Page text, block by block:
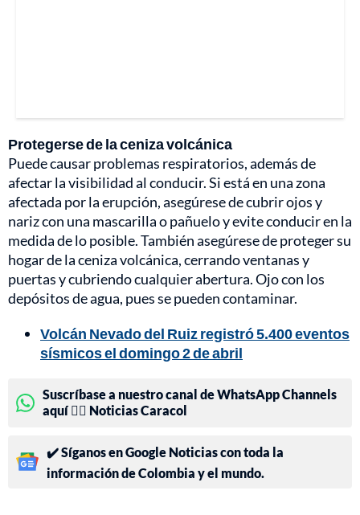
Protegerse de la ceniza volcánica
Puede causar problemas respiratorios, además de
afectar la visibilidad al conducir. Si está en una zona
afectada por la erupción, asegúrese de cubrir ojos y
nariz con una mascarilla o pañuelo y evite conducir en la
medida de lo posible. También asegúrese de proteger su
hogar de la ceniza volcánica, cerrando ventanas y
puertas y cubriendo cualquier abertura. Ojo con los
depósitos de agua, pues se pueden contaminar.
Volcán Nevado del Ruiz registró 5.400 eventos
sísmicos el domingo 2 de abril
Suscríbase a nuestro canal de WhatsApp Channels
aquí 👉🏻 Noticias Caracol
✔️ Síganos en Google Noticias con toda la
información de Colombia y el mundo.